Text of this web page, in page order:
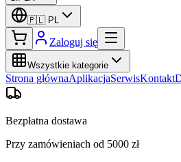
🇵🇱 PL
Zaloguj się
Wszystkie kategorie
Strona głównaAplikacjaSerwisKontakt
Bezpłatna dostawa
Przy zamówieniach od 5000 zł